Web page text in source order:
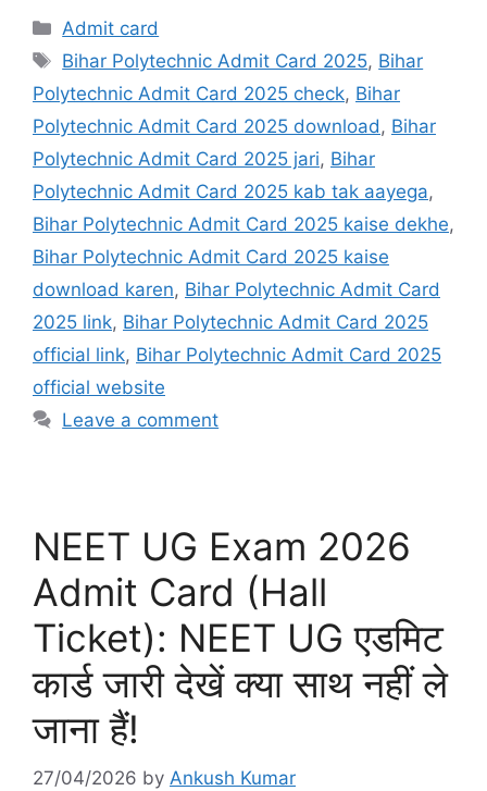
Categories
Admit card
Tags
Bihar Polytechnic Admit Card 2025, Bihar
Polytechnic Admit Card 2025 check, Bihar
Polytechnic Admit Card 2025 download, Bihar
Polytechnic Admit Card 2025 jari, Bihar
Polytechnic Admit Card 2025 kab tak aayega,
Bihar Polytechnic Admit Card 2025 kaise dekhe,
Bihar Polytechnic Admit Card 2025 kaise
download karen, Bihar Polytechnic Admit Card
2025 link, Bihar Polytechnic Admit Card 2025
official link, Bihar Polytechnic Admit Card 2025
official website
Leave a comment
NEET UG Exam 2026
Admit Card (Hall
Ticket): NEET UG एडमिट
कार्ड जारी देखें क्या साथ नहीं ले
जाना हैं!
27/04/2026 by Ankush Kumar